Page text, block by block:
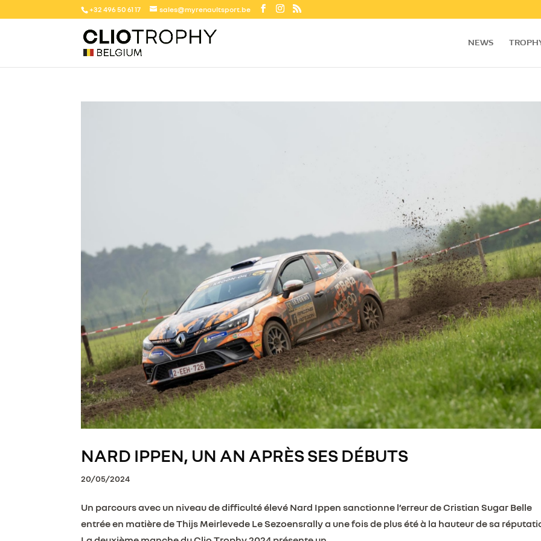
+32 496 50 61 17 sales@myrenaultsport.be
NEWS
NARD IPPEN, UN AN APRÈS SES DÉBUTS
20/05/2024
Un parcours avec un niveau de difficulté élevé Nard Ippen sanctionne l’erreur de Cristian Sugar Belle
entrée en matière de Thijs Meirlevede Le Sezoensrally a une fois de plus été à la hauteur de sa